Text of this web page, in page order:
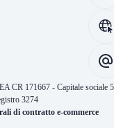
CR 171667 - Capitale sociale
3274
di contratto e-commerce